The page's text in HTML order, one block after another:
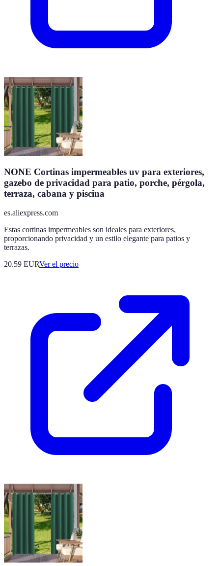
NONE Cortinas impermeables uv para exteriores,
gazebo de privacidad para patio, porche, pérgola,
terraza, cabana y piscina
es.aliexpress.com
Estas cortinas impermeables son ideales para exteriores,
proporcionando privacidad y un estilo elegante para patios y
terrazas.
20.59 EURVer el precio